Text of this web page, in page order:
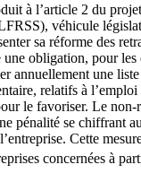
à l’article 2 du
véhicule
sa réforme des
obligation, pour les
annuellement une
relatifs à l’emploi
le favoriser. Le non-
pénalité se chiffrant
Cette
concernées à